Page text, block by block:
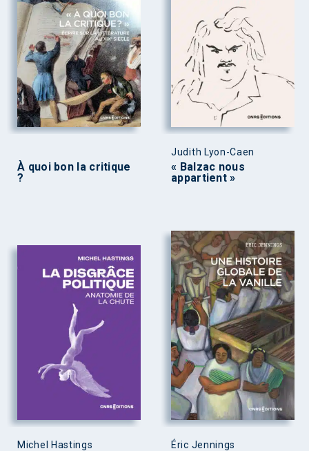
À quoi bon la critique
?
Judith Lyon-Caen
« Balzac nous
appartient »
Michel Hastings Éric Jennings